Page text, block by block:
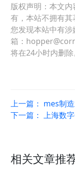
版权声明：本文
有，本站不拥有
您发现本站中有
箱：
将在24小时内删除
上一篇： mes制
下一篇：上海数
相关文章推